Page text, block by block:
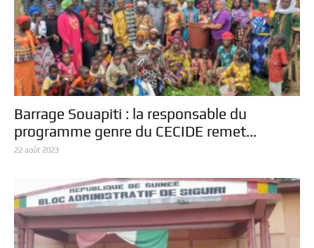
Barrage Souapiti : la responsable du
programme genre du CECIDE remet...
22 août 2023